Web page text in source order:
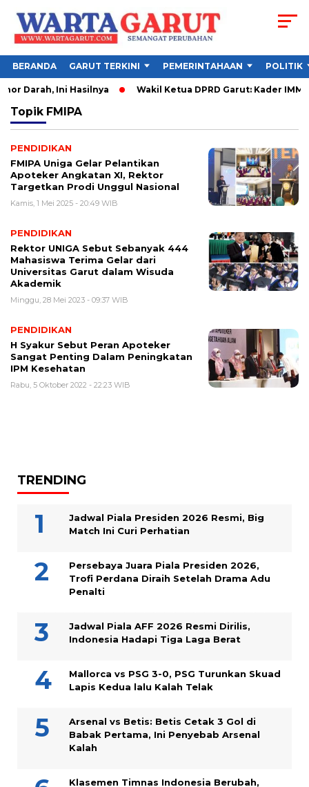
BERANDA GARUT TERKINI PEMERINTAHAAN POLITIK
Darah, Ini Hasilnya Wakil Ketua DPRD Garut: Kader IMM
Topik FMIPA
PENDIDIKAN
FMIPA Uniga Gelar Pelantikan
Apoteker Angkatan XI, Rektor
Targetkan Prodi Unggul Nasional
Kamis, 1 Mei 2025 - 20:49 WIB
PENDIDIKAN
Rektor UNIGA Sebut Sebanyak 444
Mahasiswa Terima Gelar dari
Universitas Garut dalam Wisuda
Akademik
Minggu, 28 Mei 2023 - 09:37 WIB
PENDIDIKAN
H Syakur Sebut Peran Apoteker
Sangat Penting Dalam Peningkatan
IPM Kesehatan
Rabu, 5 Oktober 2022 - 22:23 WIB
TRENDING
Jadwal Piala Presiden 2026 Resmi, Big
Match Ini Curi Perhatian
Persebaya Juara Piala Presiden 2026,
Trofi Perdana Diraih Setelah Drama Adu
Penalti
Jadwal Piala AFF 2026 Resmi Dirilis,
Indonesia Hadapi Tiga Laga Berat
Mallorca vs PSG 3-0, PSG Turunkan Skuad
Lapis Kedua lalu Kalah Telak
Arsenal vs Betis: Betis Cetak 3 Gol di
Babak Pertama, Ini Penyebab Arsenal
Kalah
Klasemen Timnas Indonesia Berubah,